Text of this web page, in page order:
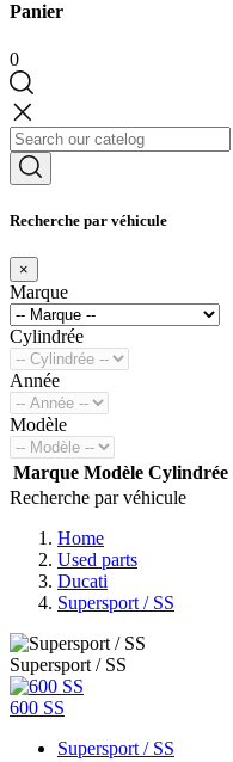
Panier
0
Recherche par véhicule
×
Marque
Cylindrée
Année
Modèle
Marque Modèle Cylindrée
Recherche par véhicule
Home
Used parts
Ducati
Supersport / SS
Supersport / SS
600 SS
Supersport / SS